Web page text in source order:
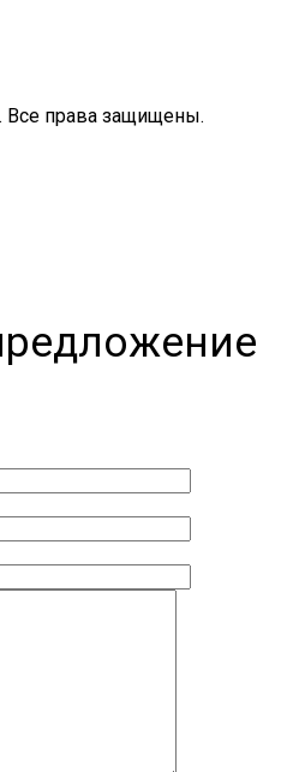
Все права защищены.